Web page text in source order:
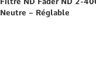
Neutre – Réglable